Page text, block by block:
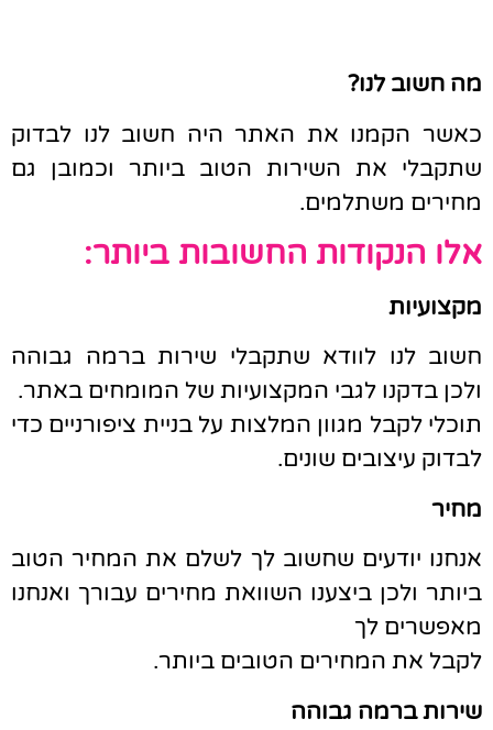
מה חשוב לנו?
כאשר הקמנו את האתר היה חשוב לנו לבדוק
שתקבלי את השירות הטוב ביותר וכמובן גם
מחירים משתלמים.
אלו הנקודות החשובות ביותר:
מקצועיות
חשוב לנו לוודא שתקבלי שירות ברמה גבוהה
ולכן בדקנו לגבי המקצועיות של המומחים באתר.
תוכלי לקבל מגוון המלצות על בניית ציפורניים כדי
לבדוק עיצובים שונים.
מחיר
אנחנו יודעים שחשוב לך לשלם את המחיר הטוב
ביותר ולכן ביצענו השוואת מחירים עבורך ואנחנו
מאפשרים לך
לקבל את המחירים הטובים ביותר.
שירות ברמה גבוהה